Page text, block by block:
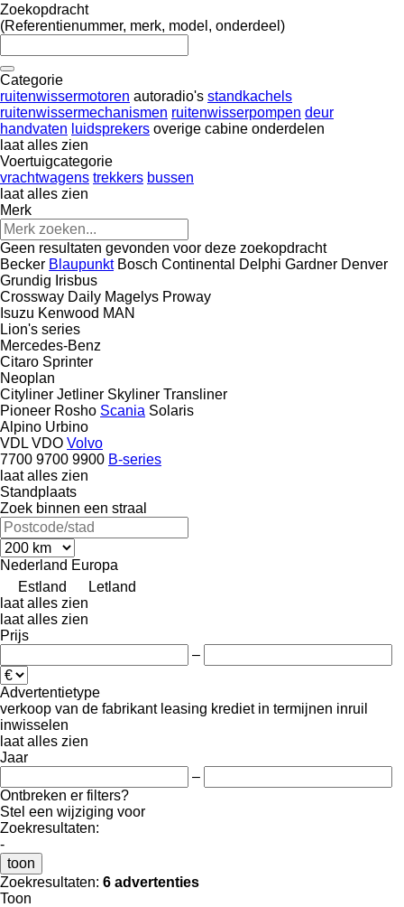
Zoekopdracht
(Referentienummer, merk, model, onderdeel)
Categorie
ruitenwissermotoren autoradio's standkachels
ruitenwissermechanismen ruitenwisserpompen deur
handvaten luidsprekers overige cabine onderdelen
laat alles zien
Voertuigcategorie
vrachtwagens trekkers bussen
laat alles zien
Merk
Geen resultaten gevonden voor deze zoekopdracht
Becker Blaupunkt Bosch Continental Delphi Gardner Denver
Grundig Irisbus
Crossway Daily Magelys Proway
Isuzu Kenwood MAN
Lion's series
Mercedes-Benz
Citaro Sprinter
Neoplan
Cityliner Jetliner Skyliner Transliner
Pioneer Rosho Scania Solaris
Alpino Urbino
VDL VDO Volvo
7700 9700 9900 B-series
laat alles zien
Standplaats
Zoek binnen een straal
Nederland Europa
Estland
Letland
laat alles zien
laat alles zien
Prijs
–
Advertentietype
verkoop van de fabrikant leasing krediet in termijnen inruil
inwisselen
laat alles zien
Jaar
–
Ontbreken er filters?
Stel een wijziging voor
Zoekresultaten:
-
toon
Zoekresultaten: 6 advertenties
Toon